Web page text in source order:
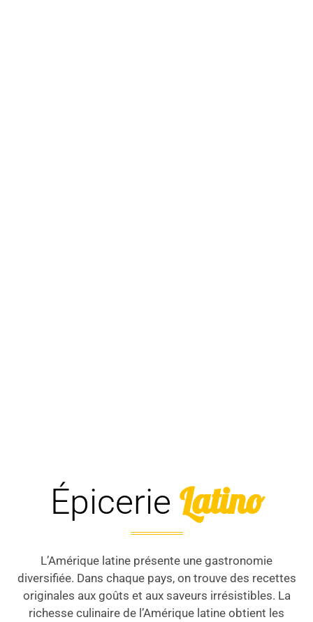
Épicerie Latino
L’Amérique latine présente une gastronomie
diversifiée. Dans chaque pays, on trouve des recettes
originales aux goûts et aux saveurs irrésistibles. La
richesse culinaire de l’Amérique latine obtient les